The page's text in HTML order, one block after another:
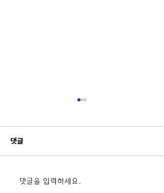
2026 태안군 유소년 드론
댓글
댓글을 입력하세요.